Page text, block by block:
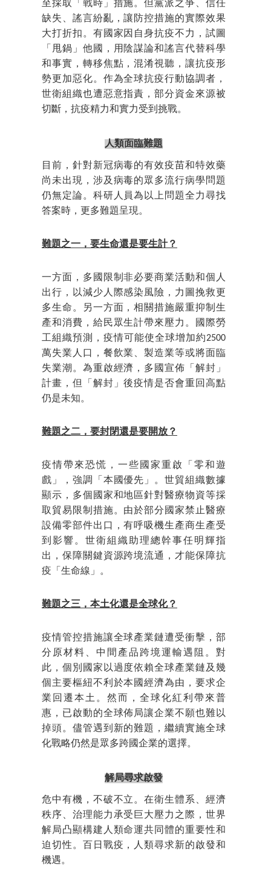
至採取「戰時」措施。但黨派之爭、信任
缺失、謠言紛亂，讓防控措施的實際效果
大打折扣。有國家因自身抗疫不力，試圖
「甩鍋」他國，用陰謀論和謠言代替科學
和事實，轉移焦點，混淆視聽，讓抗疫形
勢更加惡化。作為全球抗疫行動協調者，
世衛組織也遭惡意指責，部分資金來源被
切斷，抗疫精力和實力受到挑戰。
人類面臨難題
目前，針對新冠病毒的有效疫苗和特效藥
尚未出現，涉及病毒的眾多流行病學問題
仍無定論。科研人員為以上問題全力尋找
答案時，更多難題呈現。
難題之一，要生命還是要生計？
一方面，多國限制非必要商業活動和個人
出行，以減少人際感染風險，力圖挽救更
多生命。另一方面，相關措施嚴重抑制生
產和消費，給民眾生計帶來壓力。國際勞
工組織預測，疫情可能使全球增加約2500
萬失業人口，餐飲業、製造業等或將面臨
失業潮。為重啟經濟，多國宣佈「解封」
計畫，但「解封」後疫情是否會重回高點
仍是未知。
難題之二，要封閉還是要開放？
疫情帶來恐慌，一些國家重啟「零和遊
戲」，強調「本國優先」。世貿組織數據
顯示，多個國家和地區針對醫療物資等採
取貿易限制措施。由於部分國家禁止醫療
設備零部件出口，有呼吸機生產商生產受
到影響。世衛組織助理總幹事任明輝指
出，保障關鍵資源跨境流通，才能保障抗
疫「生命線」。
難題之三，本土化還是全球化？
疫情管控措施讓全球產業鏈遭受衝擊，部
分原材料、中間產品跨境運輸遇阻。對
此，個別國家以過度依賴全球產業鏈及幾
個主要樞紐不利於本國經濟為由，要求企
業回遷本土。然而，全球化紅利帶來普
惠，已啟動的全球佈局讓企業不願也難以
掉頭。儘管遇到新的難題，繼續實施全球
化戰略仍然是眾多跨國企業的選擇。
解局尋求啟發
危中有機，不破不立。在衛生體系、經濟
秩序、治理能力承受巨大壓力之際，世界
解局凸顯構建人類命運共同體的重要性和
迫切性。百日戰疫，人類尋求新的啟發和
機遇。